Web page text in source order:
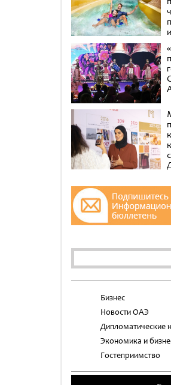
Бизнес
Новости ОАЭ
Дипломатические
Экономика и
Гостеприимство